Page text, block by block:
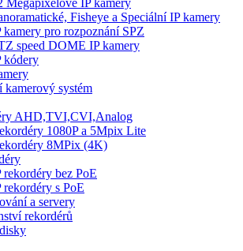
Megapixelové IP kamery
Fisheye a Speciální IP kamery
kamery pro rozpoznání SPZ
speed DOME IP kamery
kódery
kamerový systém
AHD,TVI,CVI,Analog
1080P a 5Mpix Lite
8MPix (4K)
rekordéry bez PoE
rekordéry s PoE
a servery
rekordérů